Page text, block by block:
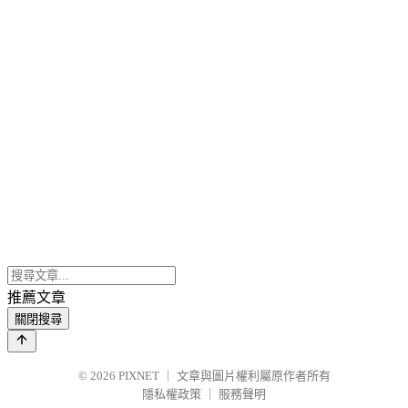
推薦文章
關閉搜尋
© 2026 PIXNET
文章與圖片權利屬原作者所有
隱私權政策
服務聲明